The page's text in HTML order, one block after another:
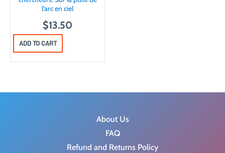
l’arc en ciel
$13.50
ADD TO CART
About Us
FAQ
Refund and Returns Policy